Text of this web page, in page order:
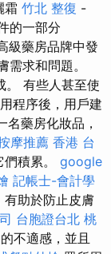
霜 竹北 整復 -
的一部分
級藥房品牌中發
求和問題。
。 有些人甚至使
程序後，用戶建
藥房化妝品，
摩推薦 香港 台
積累。 google
記帳士-會計學
助於防止皮膚
台胞證台北 桃
不適感，並且